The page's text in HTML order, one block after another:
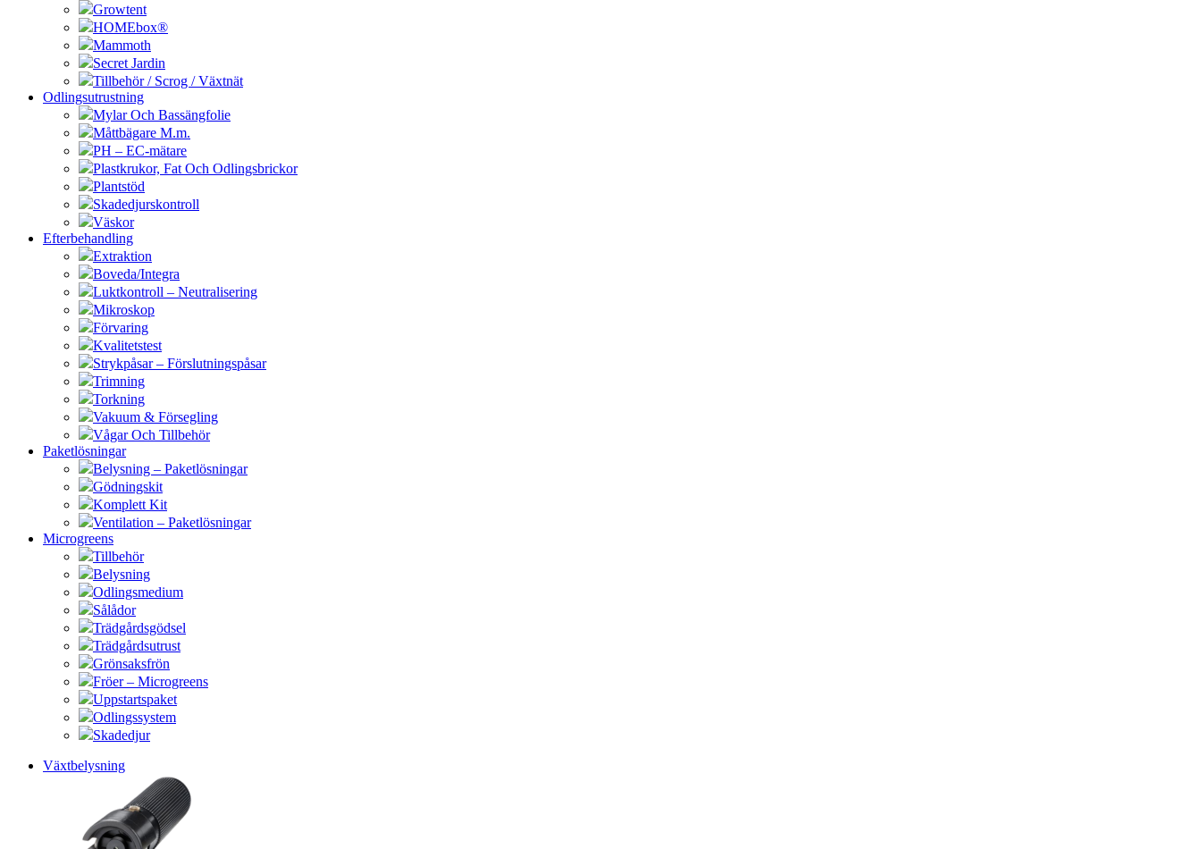
Growtent
HOMEbox®
Mammoth
Secret Jardin
Tillbehör / Scrog / Växtnät
Odlingsutrustning
Mylar Och Bassängfolie
Måttbägare M.m.
PH – EC-mätare
Plastkrukor, Fat Och Odlingsbrickor
Plantstöd
Skadedjurskontroll
Väskor
Efterbehandling
Extraktion
Boveda/Integra
Luktkontroll – Neutralisering
Mikroskop
Förvaring
Kvalitetstest
Strykpåsar – Förslutningspåsar
Trimning
Torkning
Vakuum & Försegling
Vågar Och Tillbehör
Paketlösningar
Belysning – Paketlösningar
Gödningskit
Komplett Kit
Ventilation – Paketlösningar
Microgreens
Tillbehör
Belysning
Odlingsmedium
Sålådor
Trädgårdsgödsel
Trädgårdsutrust
Grönsaksfrön
Fröer – Microgreens
Uppstartspaket
Odlingssystem
Skadedjur
Växtbelysning